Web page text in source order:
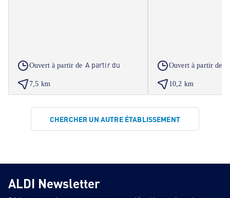
Ouvert à partir de A partir du
7,5 km
Ouvert à partir de
10,2 km
CHERCHER UN AUTRE ÉTABLISSEMENT
ALDI Newsletter